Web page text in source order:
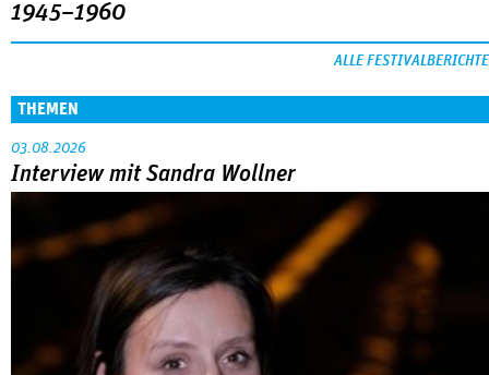
1945–1960
ALLE FESTIVALBERICHTE
THEMEN
03.08.2026
Interview mit Sandra Wollner